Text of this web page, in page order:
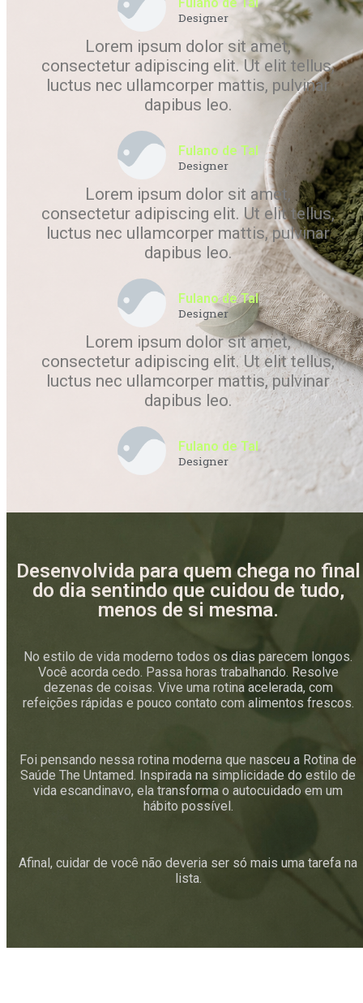
Fulano de Tal
Designer
Lorem ipsum dolor sit amet,
consectetur adipiscing elit. Ut elit tellus,
luctus nec ullamcorper mattis, pulvinar
dapibus leo.
Fulano de Tal
Designer
Lorem ipsum dolor sit amet,
consectetur adipiscing elit. Ut elit tellus,
luctus nec ullamcorper mattis, pulvinar
dapibus leo.
Fulano de Tal
Designer
Lorem ipsum dolor sit amet,
consectetur adipiscing elit. Ut elit tellus,
luctus nec ullamcorper mattis, pulvinar
dapibus leo.
Fulano de Tal
Designer
Desenvolvida para quem chega no final
do dia sentindo que cuidou de tudo,
menos de si mesma.
No estilo de vida moderno todos os dias parecem longos.
Você acorda cedo. Passa horas trabalhando. Resolve
dezenas de coisas. Vive uma rotina acelerada, com
refeições rápidas e pouco contato com alimentos frescos.
Foi pensando nessa rotina moderna que nasceu a Rotina de
Saúde The Untamed. Inspirada na simplicidade do estilo de
vida escandinavo, ela transforma o autocuidado em um
hábito possível.
Afinal, cuidar de você não deveria ser só mais uma tarefa na
lista.